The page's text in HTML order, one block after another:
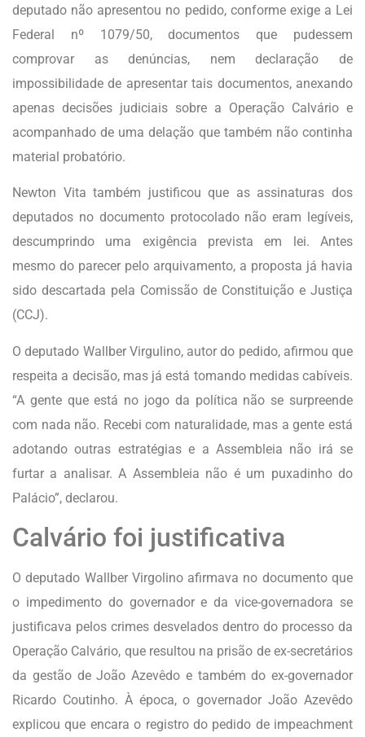
deputado não apresentou no pedido, conforme exige a Lei
Federal nº 1079/50, documentos que pudessem
comprovar as denúncias, nem declaração de
impossibilidade de apresentar tais documentos, anexando
apenas decisões judiciais sobre a Operação Calvário e
acompanhado de uma delação que também não continha
material probatório.
Newton Vita também justificou que as assinaturas dos
deputados no documento protocolado não eram legíveis,
descumprindo uma exigência prevista em lei. Antes
mesmo do parecer pelo arquivamento, a proposta já havia
sido descartada pela Comissão de Constituição e Justiça
(CCJ).
O deputado Wallber Virgulino, autor do pedido, afirmou que
respeita a decisão, mas já está tomando medidas cabíveis.
“A gente que está no jogo da política não se surpreende
com nada não. Recebi com naturalidade, mas a gente está
adotando outras estratégias e a Assembleia não irá se
furtar a analisar. A Assembleia não é um puxadinho do
Palácio”, declarou.
Calvário foi justificativa
O deputado Wallber Virgolino afirmava no documento que
o impedimento do governador e da vice-governadora se
justificava pelos crimes desvelados dentro do processo da
Operação Calvário, que resultou na prisão de ex-secretários
da gestão de João Azevêdo e também do ex-governador
Ricardo Coutinho. À época, o governador João Azevêdo
explicou que encara o registro do pedido de impeachment